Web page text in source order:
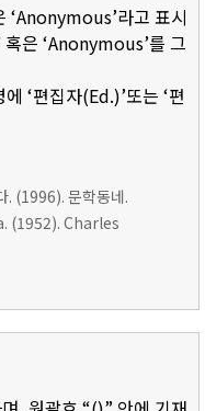
‘Anonymous’라고 표시
혹은 ‘Anonymous’를 그
‘편집자(Ed.)’또는 ‘편
. (1996). 문학동네.
(1952). Charles